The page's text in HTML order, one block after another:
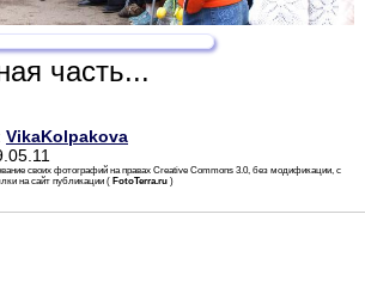
часть...
VikaKolpakova
своих фотографий на правах Creative Commons 3.0, без модификации, с
на сайт публикации ( FotoTerra.ru )